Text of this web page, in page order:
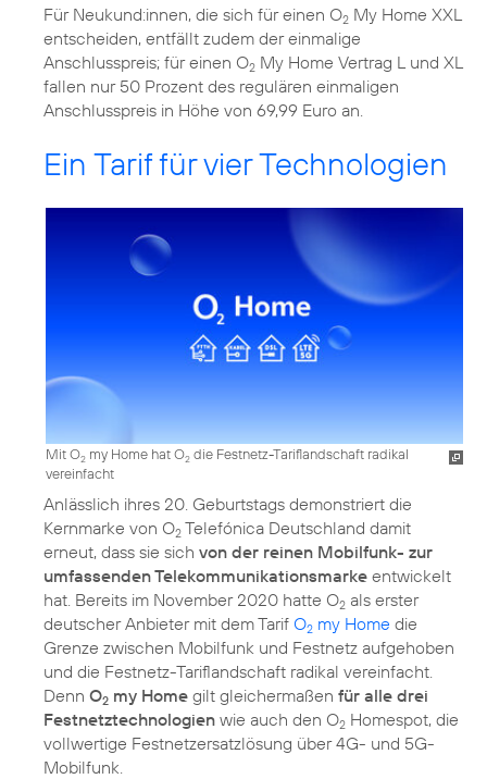
Für Neukund:innen, die sich für einen O2 My Home XXL
entscheiden, entfällt zudem der einmalige
Anschlusspreis; für einen O2 My Home Vertrag L und XL
fallen nur 50 Prozent des regulären einmaligen
Anschlusspreis in Höhe von 69,99 Euro an.
Ein Tarif für vier Technologien
Mit O2 my Home hat O2 die Festnetz-Tariflandschaft radikal
vereinfacht
Anlässlich ihres 20. Geburtstags demonstriert die
Kernmarke von O2 Telefónica Deutschland damit
erneut, dass sie sich von der reinen Mobilfunk- zur
umfassenden Telekommunikationsmarke entwickelt
hat. Bereits im November 2020 hatte O2 als erster
deutscher Anbieter mit dem Tarif O2 my Home die
Grenze zwischen Mobilfunk und Festnetz aufgehoben
und die Festnetz-Tariflandschaft radikal vereinfacht.
Denn O2 my Home gilt gleichermaßen für alle drei
Festnetztechnologien wie auch den O2 Homespot, die
vollwertige Festnetzersatzlösung über 4G- und 5G-
Mobilfunk.